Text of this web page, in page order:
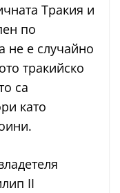
Тракия и
по
не е случайно
тракийско
са
като
II